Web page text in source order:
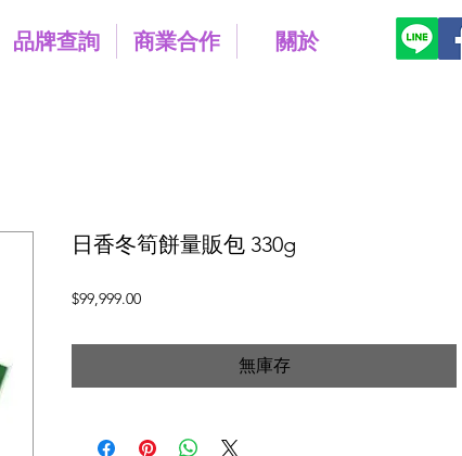
品牌查詢 商業合作 關於
日香冬筍餅量販包 330g
$99,999.00價
無庫存